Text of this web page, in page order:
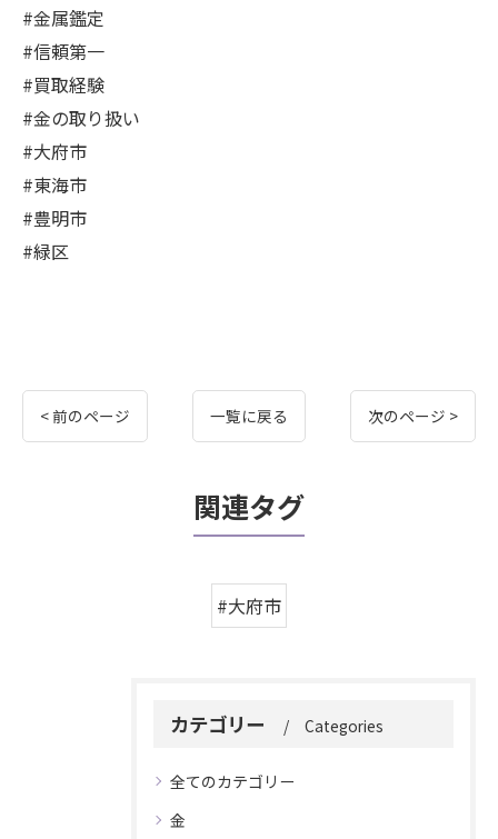
#金属鑑定
#信頼第一
#買取経験
#金の取り扱い
#大府市
#東海市
#豊明市
#緑区
< 前のページ 一覧に戻る 次のページ >
関連タグ
#大府市
カテゴリー Categories
全てのカテゴリー
金